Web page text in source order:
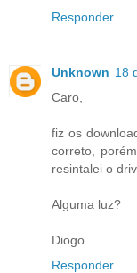
Responder
Unknown 18
Caro,
fiz os
correto,
resintalei o
Alguma luz?
Diogo
Responder